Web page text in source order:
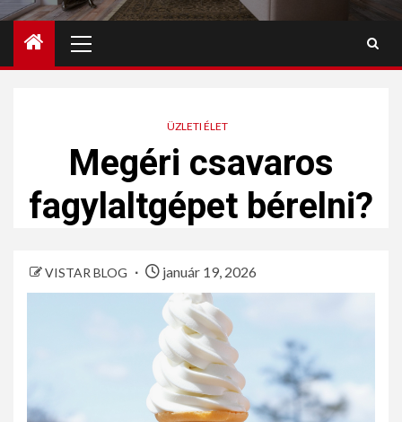
ÜZLETI ÉLET
Megéri csavaros
fagylaltgépet bérelni?
VISTAR BLOG január 19, 2026